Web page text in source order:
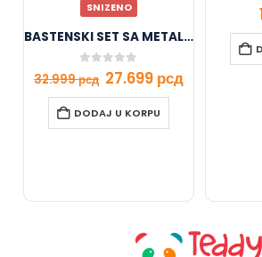
SNIZENO
BASTENSKI SET SA METALNOM KONSTRUKCIJOM NS821
out of 5
32.999рсд 27.699 рсд
DODAJ U KORPU